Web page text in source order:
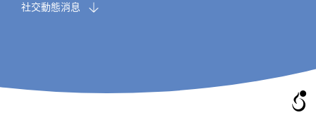
社交動態消息